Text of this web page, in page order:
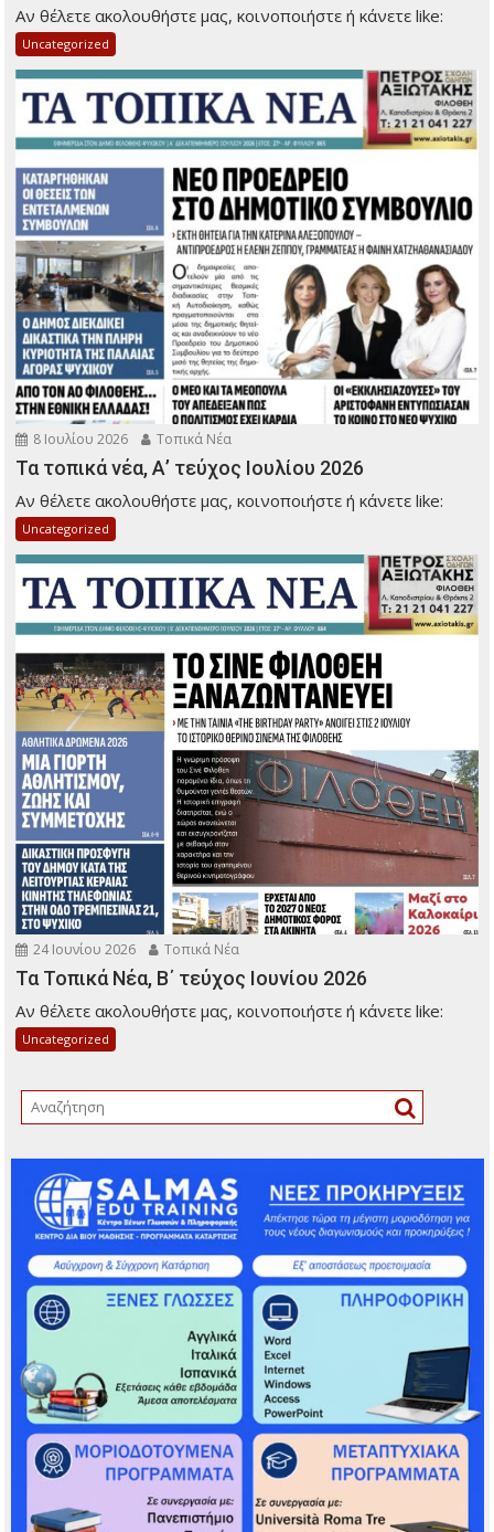
Αν θέλετε ακολουθήστε μας, κοινοποιήστε ή κάνετε like:
Uncategorized
8 Ιουλίου 2026 Τοπικά Νέα
Τα τοπικά νέα, Α’ τεύχος Ιουλίου 2026
Αν θέλετε ακολουθήστε μας, κοινοποιήστε ή κάνετε like:
Uncategorized
24 Ιουνίου 2026 Τοπικά Νέα
Τα Τοπικά Νέα, Β΄ τεύχος Ιουνίου 2026
Αν θέλετε ακολουθήστε μας, κοινοποιήστε ή κάνετε like:
Uncategorized